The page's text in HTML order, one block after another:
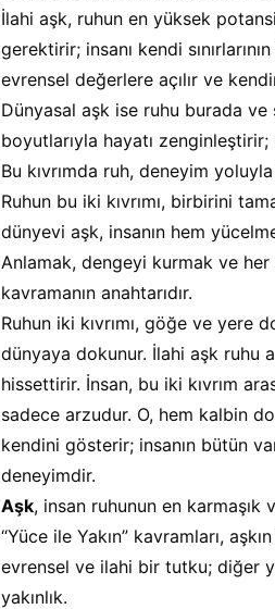
İlahi aşk, ruhun en yüksek
gerektirir; insanı kendi
evrensel değerlere açılır ve
Dünyasal aşk ise ruhu burada
boyutlarıyla hayatı
Bu kıvrımda ruh, deneyim
Ruhun bu iki kıvrımı, birbirini
dünyevi aşk, insanın hem
Anlamak, dengeyi kurmak ve her
kavramanın anahtarıdır.
Ruhun iki kıvrımı, göğe ve
dünyaya dokunur. İlahi aşk ruhu
hissettirir. İnsan, bu iki kıvrım
sadece arzudur. O, hem kalbin
kendini gösterir; insanın bütün
deneyimdir.
Aşk, insan ruhunun en
“Yüce ile Yakın” kavramları,
evrensel ve ilahi bir tutku; diğer
yakınlık.